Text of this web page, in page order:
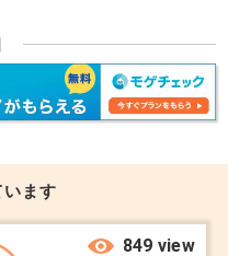
ます
849 view